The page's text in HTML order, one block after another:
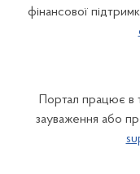
фінансової
Портал працює
зауваження або